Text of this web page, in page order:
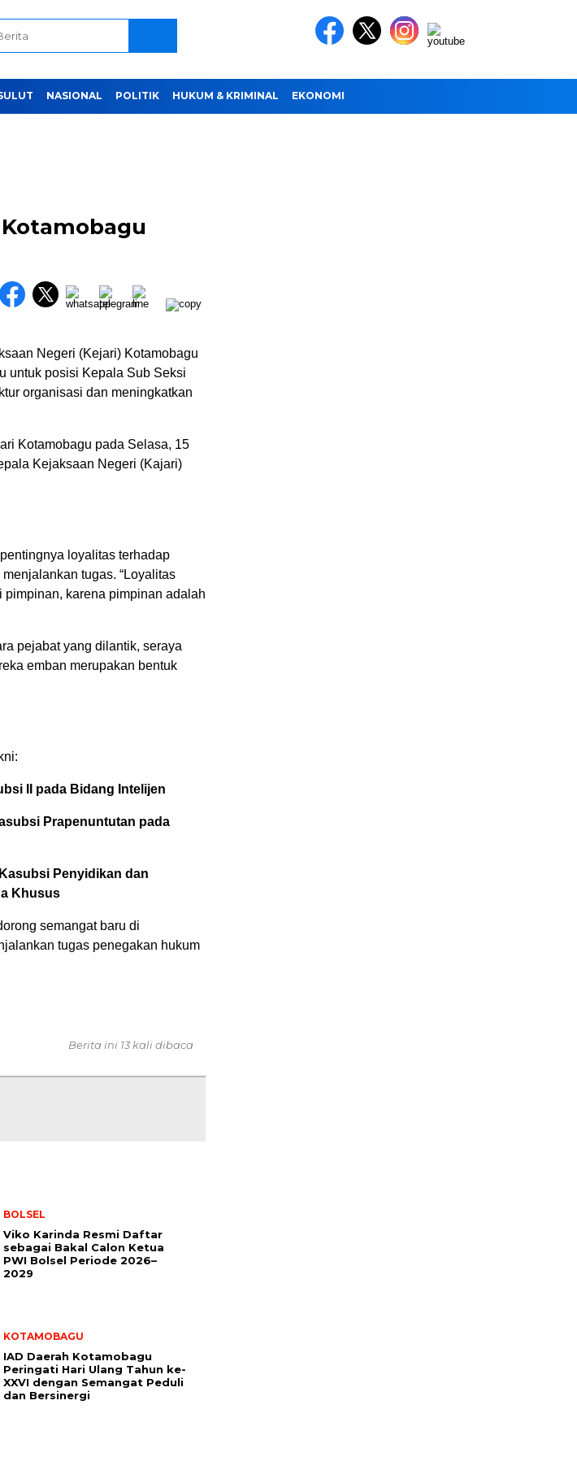
NASIONAL POLITIK HUKUM & KRIMINAL EKONOMI
Negeri (Kejari) Kotamobagu
untuk posisi Kepala Sub Seksi
organisasi dan meningkatkan
Kotamobagu pada Selasa, 15
Kejaksaan Negeri (Kajari)
loyalitas terhadap
tugas. “Loyalitas
karena pimpinan adalah
pejabat yang dilantik, seraya
emban merupakan bentuk
II pada Bidang Intelijen
Prapenuntutan pada
Kasubsi Penyidikan dan
Khusus
semangat baru di
tugas penegakan hukum
Berita ini 13 kali dibaca
BOLSEL
Viko Karinda Resmi Daftar
sebagai Bakal Calon Ketua
PWI Bolsel Periode 2026–
2029
KOTAMOBAGU
IAD Daerah Kotamobagu
Peringati Hari Ulang Tahun ke-
XXVI dengan Semangat Peduli
dan Bersinergi